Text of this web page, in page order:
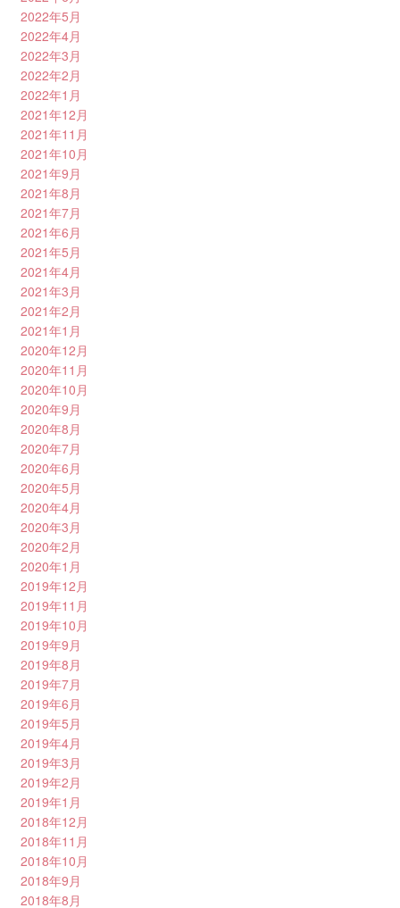
2022年5月
2022年4月
2022年3月
2022年2月
2022年1月
2021年12月
2021年11月
2021年10月
2021年9月
2021年8月
2021年7月
2021年6月
2021年5月
2021年4月
2021年3月
2021年2月
2021年1月
2020年12月
2020年11月
2020年10月
2020年9月
2020年8月
2020年7月
2020年6月
2020年5月
2020年4月
2020年3月
2020年2月
2020年1月
2019年12月
2019年11月
2019年10月
2019年9月
2019年8月
2019年7月
2019年6月
2019年5月
2019年4月
2019年3月
2019年2月
2019年1月
2018年12月
2018年11月
2018年10月
2018年9月
2018年8月